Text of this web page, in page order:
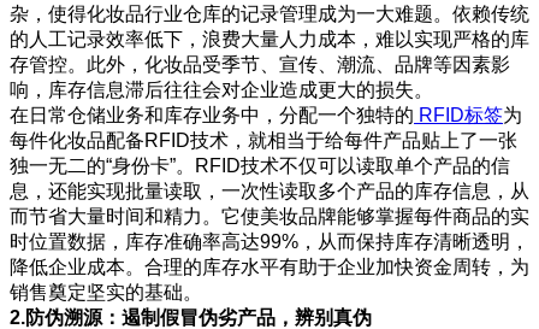
杂，使得化妆品行业仓库的记录管理成为一大难题。依赖传统
的人工记录效率低下，浪费大量人力成本，难以实现严格的库
存管控。此外，化妆品受季节、宣传、潮流、品牌等因素影
响，库存信息滞后往往会对企业造成更大的损失。
在日常仓储业务和库存业务中，分配一个独特的 RFID标签为
每件化妆品配备RFID技术，就相当于给每件产品贴上了一张
独一无二的“身份卡”。RFID技术不仅可以读取单个产品的信
息，还能实现批量读取，一次性读取多个产品的库存信息，从
而节省大量时间和精力。它使美妆品牌能够掌握每件商品的实
时位置数据，库存准确率高达99%，从而保持库存清晰透明，
降低企业成本。合理的库存水平有助于企业加快资金周转，为
销售奠定坚实的基础。
2.防伪溯源：遏制假冒伪劣产品，辨别真伪